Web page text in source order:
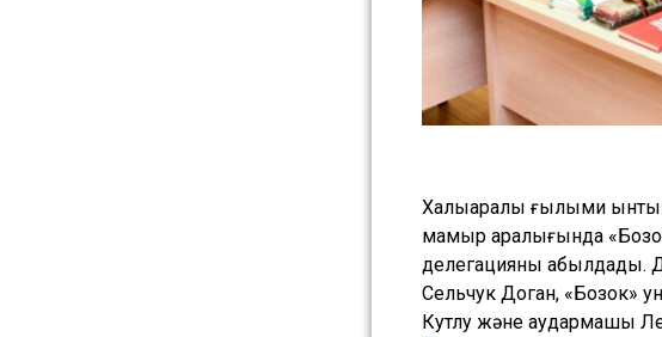
Халықаралық ғылыми
мамыр аралығында
делегацияны қабылдады.
Сельчук Доган, «Бозок»
Кутлу және аудармашы